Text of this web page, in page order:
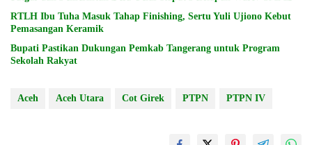
RTLH Ibu Tuha Masuk Tahap Finishing, Sertu Yuli Ujiono Kebut
Pemasangan Keramik
Bupati Pastikan Dukungan Pemkab Tangerang untuk Program
Sekolah Rakyat
Aceh Aceh Utara Cot Girek PTPN PTPN IV